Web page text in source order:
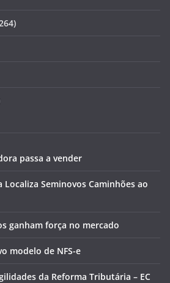
passa a vender
Seminovos Caminhões ao
ganham força no mercado
modelo de NFS-e
da Reforma Tributária – EC